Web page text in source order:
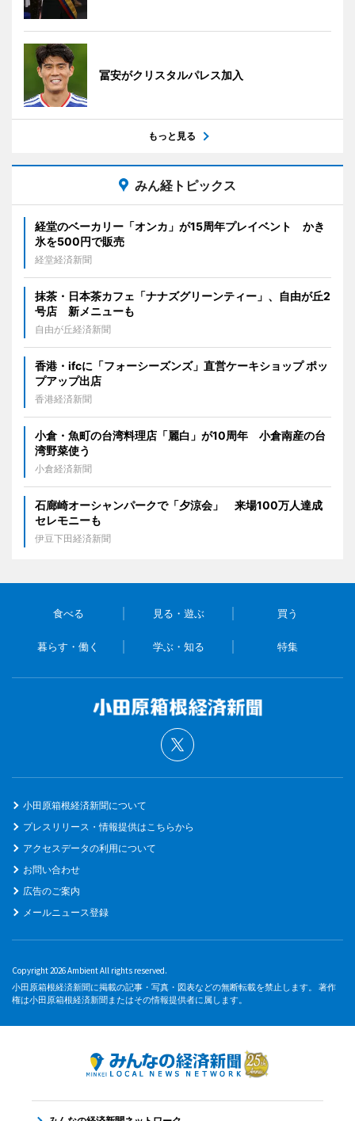
冨安がクリスタルパレス加入
もっと見る
みん経トピックス
経堂のベーカリー「オンカ」が15周年プレイベント かき
氷を500円で販売
経堂経済新聞
抹茶・日本茶カフェ「ナナズグリーンティー」、自由が丘2
号店 新メニューも
自由が丘経済新聞
香港・ifcに「フォーシーズンズ」直営ケーキショップ ポッ
プアップ出店
香港経済新聞
小倉・魚町の台湾料理店「麗白」が10周年 小倉南産の台
湾野菜使う
小倉経済新聞
石廊崎オーシャンパークで「夕涼会」 来場100万人達成
セレモニーも
伊豆下田経済新聞
食べる 見る・遊ぶ 買う
暮らす・働く 学ぶ・知る 特集
小田原箱根経済新聞について
プレスリリース・情報提供はこちらから
アクセスデータの利用について
お問い合わせ
広告のご案内
メールニュース登録
Copyright 2026 Ambient All rights reserved.
小田原箱根経済新聞に掲載の記事・写真・図表などの無断転載を禁止します。 著作
権は小田原箱根経済新聞またはその情報提供者に属します。